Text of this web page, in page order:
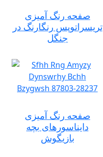
صفحه رنگ آمیزی
تریسراتوپس رنگارنگ در
جنگل
صفحه رنگ آمیزی
دایناسورهای بچه
بازیگوش